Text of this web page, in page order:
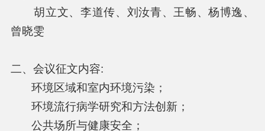
胡立文、李道传、刘汝青、王畅、杨博逸、
曾晓雯
二、会议征文内容:
环境区域和室内环境污染；
环境流行病学研究和方法创新；
公共场所与健康安全；